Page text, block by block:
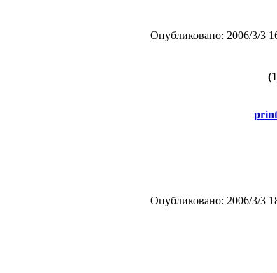
Опубликовано: 2006/3/3
print
Опубликовано: 2006/3/3